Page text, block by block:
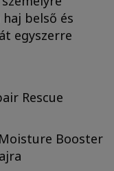
belső és
egyszerre
Rescue
Booster